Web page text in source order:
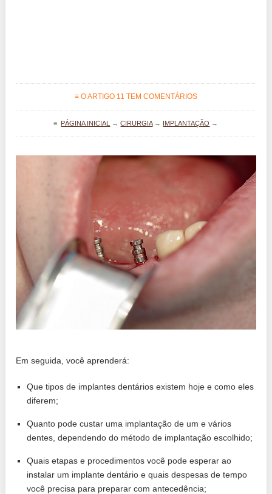
≡ O ARTIGO 11 TEM COMENTÁRIOS
≡ PÁGINA INICIAL →CIRURGIA→ IMPLANTAÇÃO →
Em seguida, você aprenderá:
Que tipos de implantes dentários existem hoje e como eles
diferem;
Quanto pode custar uma implantação de um e vários
dentes, dependendo do método de implantação escolhido;
Quais etapas e procedimentos você pode esperar ao
instalar um implante dentário e quais despesas de tempo
você precisa para preparar com antecedência;